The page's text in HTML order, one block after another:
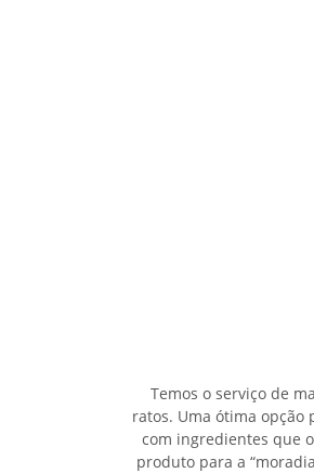
Temos o serviço de
ratos. Uma ótima opção
com ingredientes que
produto para a